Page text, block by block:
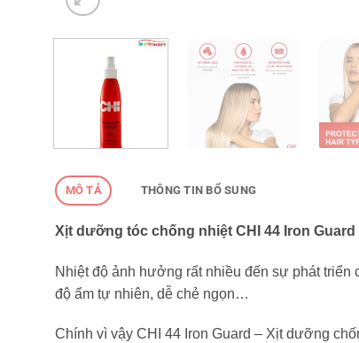
MÔ TẢ THÔNG TIN BỔ SUNG
Xịt dưỡng tóc chống nhiệt CHI 44 Iron Guard
Nhiệt độ ảnh hưởng rất nhiều đến sự phát
độ ẩm tự nhiên, dễ chẻ ngọn…
Chính vì vậy CHI 44 Iron Guard – Xịt dưỡng